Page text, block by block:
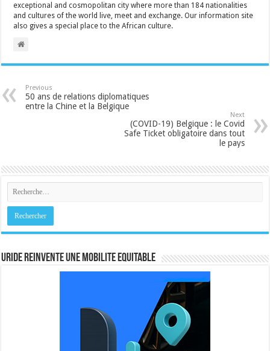
exceptional and cosmopolitan city where more than 184 nationalities
and cultures of the world live, meet and exchange. Our information site
also gives a special place to the African culture.
Previous
50 ans de relations diplomatiques
entre la Chine et la Belgique
Next
(COVID-19) Belgique : le Covid
Safe Ticket obligatoire dans tout
le pays
URIDE REINVENTE UNE MOBILITE EQUITABLE